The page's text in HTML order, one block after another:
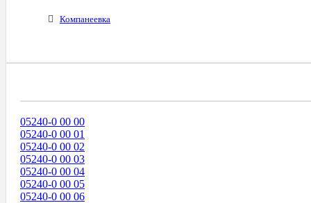
Компанеевка
05240-0 00 00
05240-0 00 01
05240-0 00 02
05240-0 00 03
05240-0 00 04
05240-0 00 05
05240-0 00 06